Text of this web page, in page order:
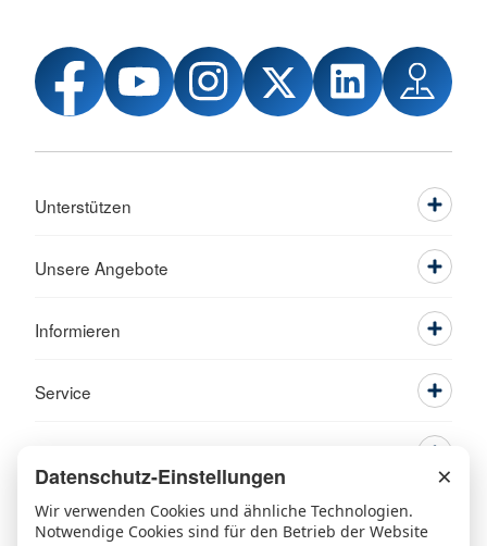
Unterstützen
Unsere Angebote
Informieren
Service
Datenschutz-Einstellungen ×
Wir verwenden Cookies und ähnliche Technologien.
Notwendige Cookies sind für den Betrieb der Website